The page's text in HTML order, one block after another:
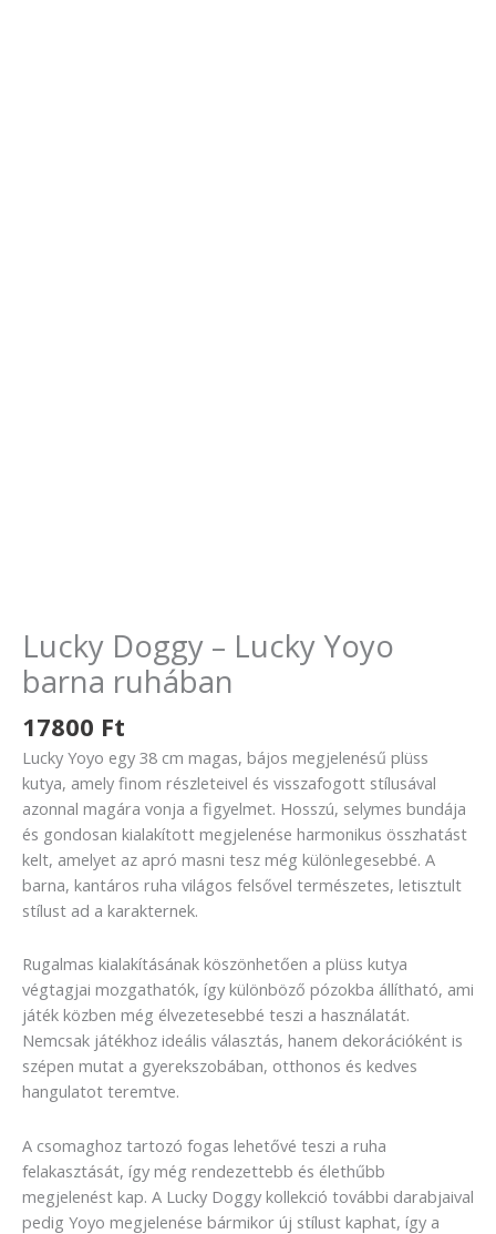
Lucky Doggy – Lucky Yoyo
barna ruhában
17800 Ft
Lucky Yoyo egy 38 cm magas, bájos megjelenésű plüss
kutya, amely finom részleteivel és visszafogott stílusával
azonnal magára vonja a figyelmet. Hosszú, selymes bundája
és gondosan kialakított megjelenése harmonikus összhatást
kelt, amelyet az apró masni tesz még különlegesebbé. A
barna, kantáros ruha világos felsővel természetes, letisztult
stílust ad a karakternek.
Rugalmas kialakításának köszönhetően a plüss kutya
végtagjai mozgathatók, így különböző pózokba állítható, ami
játék közben még élvezetesebbé teszi a használatát.
Nemcsak játékhoz ideális választás, hanem dekorációként is
szépen mutat a gyerekszobában, otthonos és kedves
hangulatot teremtve.
A csomaghoz tartozó fogas lehetővé teszi a ruha
felakasztását, így még rendezettebb és élethűbb
megjelenést kap. A Lucky Doggy kollekció további darabjaival
pedig Yoyo megjelenése bármikor új stílust kaphat, így a